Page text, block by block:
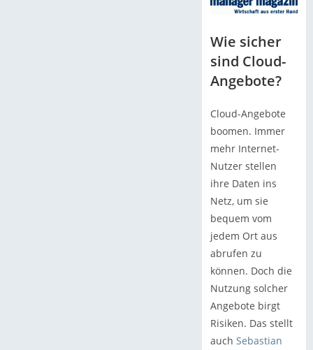
Wie sicher
sind Cloud-
Angebote?
Cloud-Angebote
boomen. Immer
mehr Internet-
Nutzer stellen
ihre Daten ins
Netz, um sie
bequem vom
jedem Ort aus
abrufen zu
können. Doch die
Nutzung solcher
Angebote birgt
Risiken. Das stellt
auch Sebastian